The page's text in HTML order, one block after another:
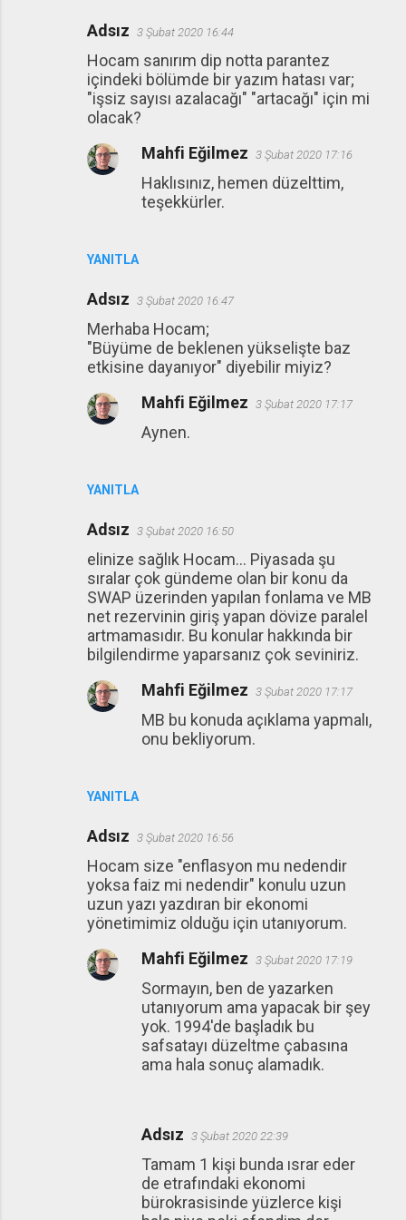
Adsız 3 Şubat 2020 16:44
Hocam sanırım dip notta parantez
içindeki bölümde bir yazım hatası var;
"işsiz sayısı azalacağı" "artacağı" için mi
olacak?
YANITLA
Mahfi Eğilmez 3 Şubat 2020 17:16
Haklısınız, hemen düzelttim,
teşekkürler.
Adsız 3 Şubat 2020 16:47
Merhaba Hocam;
"Büyüme de beklenen yükselişte baz
etkisine dayanıyor" diyebilir miyiz?
YANITLA
Mahfi Eğilmez 3 Şubat 2020 17:17
Aynen.
Adsız 3 Şubat 2020 16:50
elinize sağlık Hocam... Piyasada şu
sıralar çok gündeme olan bir konu da
SWAP üzerinden yapılan fonlama ve MB
net rezervinin giriş yapan dövize paralel
artmamasıdır. Bu konular hakkında bir
bilgilendirme yaparsanız çok seviniriz.
YANITLA
Mahfi Eğilmez 3 Şubat 2020 17:17
MB bu konuda açıklama yapmalı,
onu bekliyorum.
Adsız 3 Şubat 2020 16:56
Hocam size "enflasyon mu nedendir
yoksa faiz mi nedendir" konulu uzun
uzun yazı yazdıran bir ekonomi
yönetimimiz olduğu için utanıyorum.
Mahfi Eğilmez 3 Şubat 2020 17:19
Sormayın, ben de yazarken
utanıyorum ama yapacak bir şey
yok. 1994'de başladık bu
safsatayı düzeltme çabasına
ama hala sonuç alamadık.
Adsız 3 Şubat 2020 22:39
Tamam 1 kişi bunda ısrar eder
de etrafındaki ekonomi
bürokrasisinde yüzlerce kişi